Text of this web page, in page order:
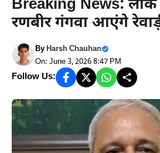
Breaking News: लोक
रणबीर गंगवा आएंगे
ByHarsh Chauhan
On: June 3, 2026 8:47 PM
Follow Us: